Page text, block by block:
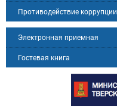
Противодействие коррупции
Электронная приемная
Гостевая книга